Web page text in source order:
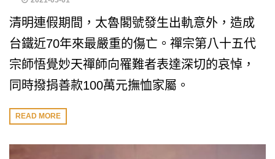
清明連假期間，太魯閣號發生出軌意外，造成
台鐵近70年來最嚴重的傷亡。禪宗第八十五代
宗師悟覺妙天禪師向罹難者表達深切的哀悼，
同時撥捐善款100萬元撫恤家屬。
READ MORE